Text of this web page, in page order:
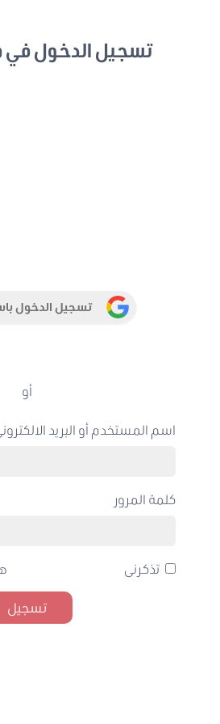
تسجيل الدخول
تسجيل الدخول
أو
اسم المستخدم أو البريد
كلمة المرور
تذكرنى